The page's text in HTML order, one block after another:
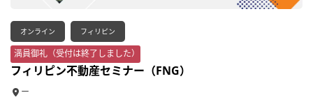
オンライン フィリピン
満員御礼（受付は終了しました）
フィリピン不動産セミナー（FNG）
ー